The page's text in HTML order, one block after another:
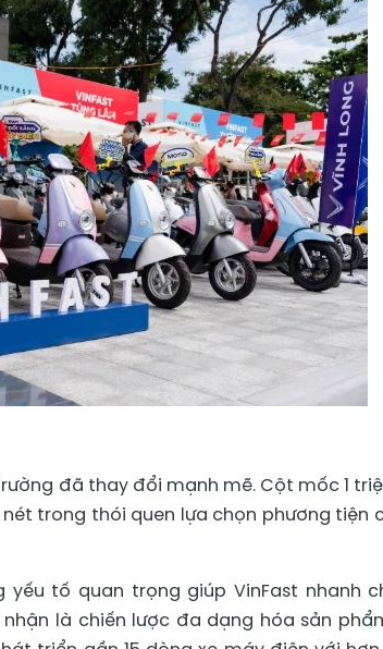
đã thay đổi mạnh mẽ. Cột mốc 1
trong thói quen lựa chọn phương tiện
tố quan trọng giúp VinFast nhanh
là chiến lược đa dạng hóa sản